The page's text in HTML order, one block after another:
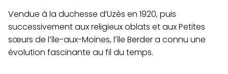
Vendue à la duchesse d’Uzès en 1920, puis
successivement aux religieux oblats et aux Petites
sœurs de l’île-aux-Moines, l’île Berder a connu une
évolution fascinante au fil du temps.